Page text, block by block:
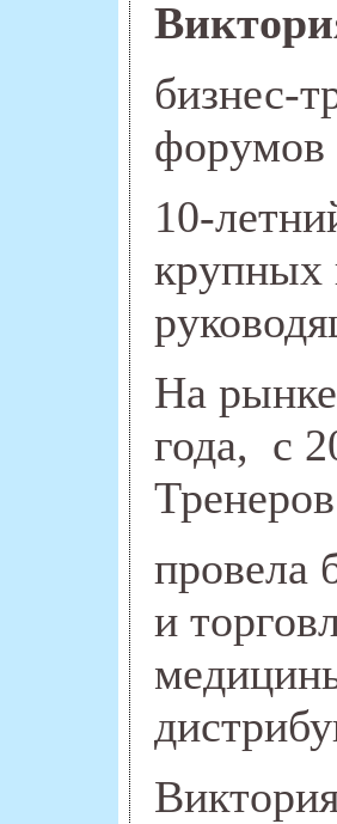
бизнес-
форумов
10-
крупных
На
года, с
Тренеров
провела
и